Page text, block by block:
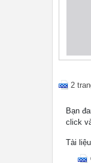
2
Bạn
click
Tài